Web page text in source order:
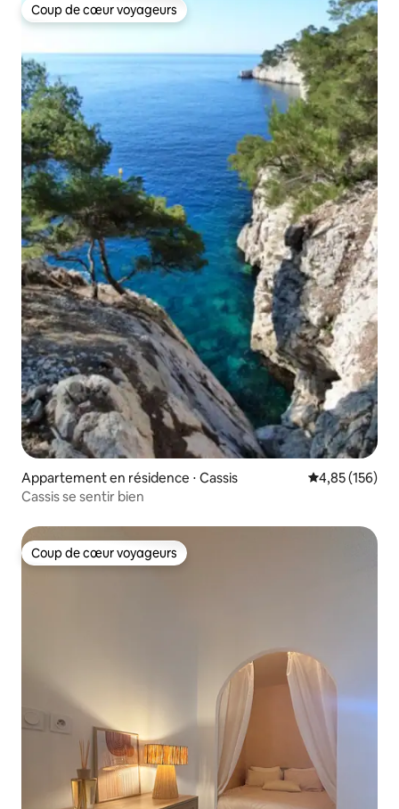
Coup de cœur voyageurs
Coup de cœur voyageurs
Appartement en résidence ⋅ Cassis Évaluation
4,85 (156)
Cassis se sentir bien
Coup de cœur voyageurs
Coup de cœur voyageurs